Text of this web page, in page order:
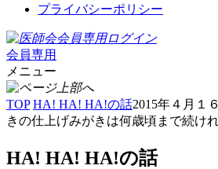
プライバシーポリシー
会員専用
メニュー
TOP HA! HA! HA!の話2015年４月１
きの仕上げみがきは何歳頃まで続け
HA! HA! HA!の話